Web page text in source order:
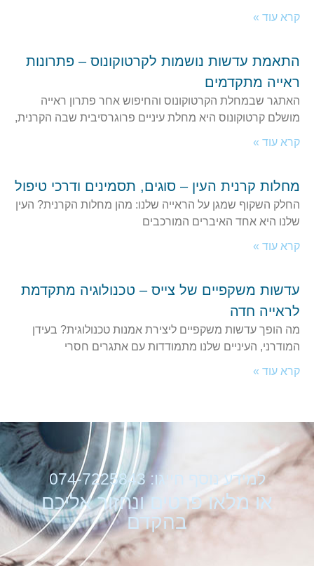
קרא עוד »
התאמת עדשות נושמות לקרטוקונוס – פתרונות
ראייה מתקדמים
האתגר שבמחלת הקרטוקונוס והחיפוש אחר פתרון ראייה
מושלם קרטוקונוס היא מחלת עיניים פרוגרסיבית שבה הקרנית,
קרא עוד »
מחלות קרנית העין – סוגים, תסמינים ודרכי טיפול
החלק השקוף שמגן על הראייה שלנו: מהן מחלות הקרנית? העין
שלנו היא אחד האיברים המורכבים
קרא עוד »
עדשות משקפיים של צייס – טכנולוגיה מתקדמת
לראייה חדה
מה הופך עדשות משקפיים ליצירת אמנות טכנולוגית? בעידן
המודרני, העיניים שלנו מתמודדות עם אתגרים חסרי
קרא עוד »
למידע נוסף חייגו: 074-7225843
או מלאו פרטים ונחזור אליכם
בהקדם